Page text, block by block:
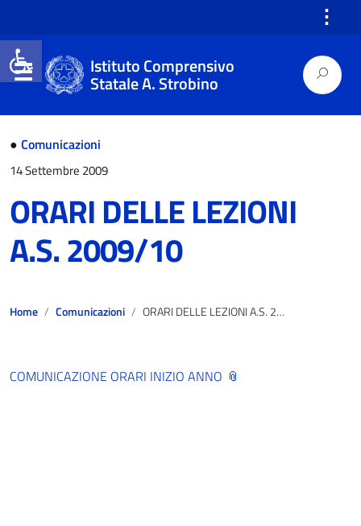
Open toolbar
⋮
Istituto Comprensivo
Statale A. Strobino
● Comunicazioni
14 Settembre 2009
ORARI DELLE LEZIONI
A.S. 2009/10
Home Comunicazioni ORARI DELLE LEZIONI A.S. 2009/10
COMUNICAZIONE ORARI INIZIO ANNO